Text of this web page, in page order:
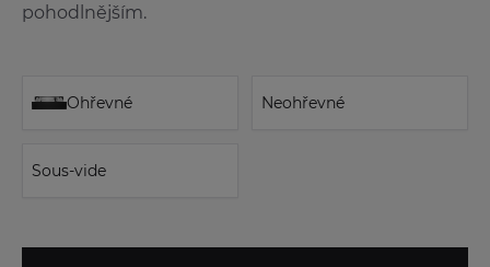
pohodlnějším.
Ohřevné Neohřevné
Sous-vide